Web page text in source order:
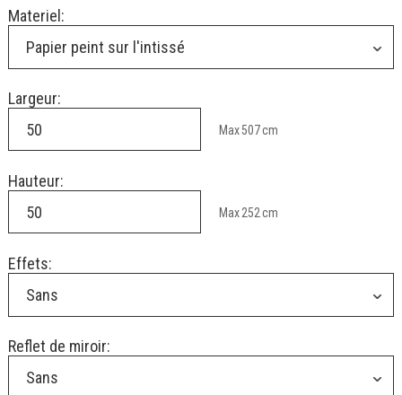
Materiel:
Papier peint sur l'intissé
Largeur:
Max507cm
Hauteur:
Max252cm
Effets:
Sans
Reflet de miroir:
Sans